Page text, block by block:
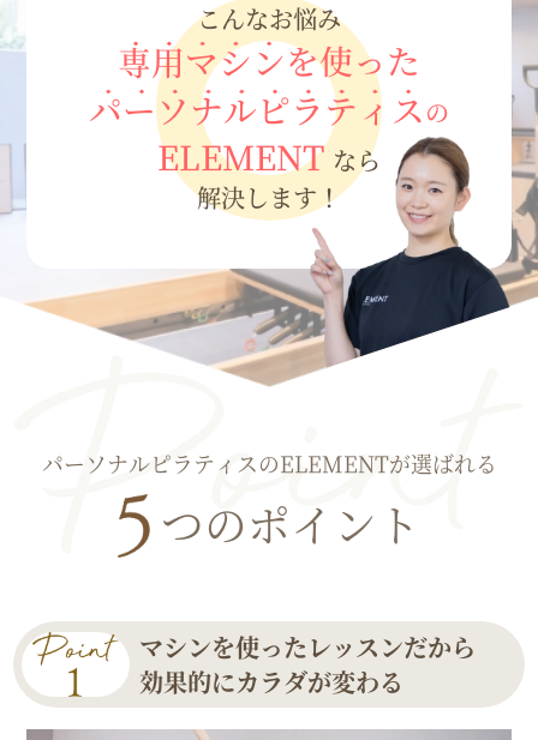
こんなお悩み
専用マシンを使った
パーソナルピラティスの
ELEMENT なら
解決します！
パーソナルピラティスのELEMENTが選ばれる
つのポイント
マシンを使ったレッスンだから
効果的にカラダが変わる